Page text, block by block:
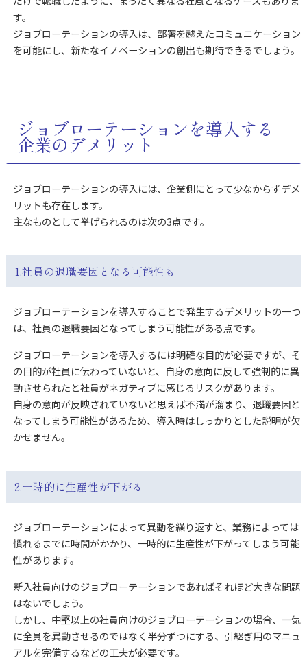
す。
ジョブローテーションの導入は、部署を越えたコミュニケーション
を可能にし、新たなイノベーションの創出も期待できるでしょう。
ジョブローテーションを導入する
企業のデメリット
ジョブローテーションの導入には、企業側にとって少なからずデメ
リットも存在します。
主なものとして挙げられるのは次の3点です。
1.社員の退職要因となる可能性も
ジョブローテーションを導入することで発生するデメリットの一つ
は、社員の退職要因となってしまう可能性がある点です。
ジョブローテーションを導入するには明確な目的が必要ですが、そ
の目的が社員に伝わっていないと、自身の意向に反して強制的に異
動させられたと社員がネガティブに感じるリスクがあります。
自身の意向が反映されていないと思えば不満が溜まり、退職要因と
なってしまう可能性があるため、導入時はしっかりとした説明が欠
かせません。
2.一時的に生産性が下がる
ジョブローテーションによって異動を繰り返すと、業務によっては
慣れるまでに時間がかかり、一時的に生産性が下がってしまう可能
性があります。
新入社員向けのジョブローテーションであればそれほど大きな問題
はないでしょう。
しかし、中堅以上の社員向けのジョブローテーションの場合、一気
に全員を異動させるのではなく半分ずつにする、引継ぎ用のマニュ
アルを完備するなどの工夫が必要です。